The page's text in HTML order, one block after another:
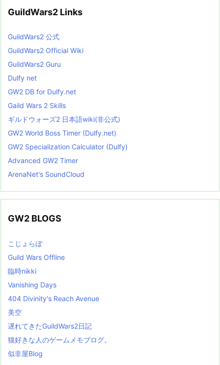
GuildWars2 Links
GuildWars2 公式
GuildWars2 Official Wiki
GuildWars2 Guru
Dulfy net
GW2 DB for Dulfy.net
Gaild Wars 2 Skills
ギルドウォーズ2 日本語wiki(非公式)
GW2 World Boss Timer (Dulfy.net)
GW2 Specialization Calculator (Dulfy)
Advanced GW2 Timer
ArenaNet's SoundCloud
GW2 BLOGS
こじょらぼ
Guild Wars Offline
臨時nikki
Vanishing Days
404 Divinity's Reach Avenue
美空
遅れてきたGuildWars2日記
猫好きな人のゲームメモブログ。
似非屋Blog